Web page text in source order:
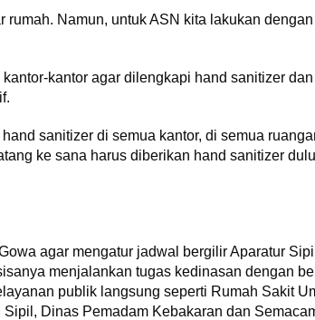
Namun, untuk ASN kita lakukan
kantor agar dilengkapi hand sanitizer
sanitizer di semua kantor, di semua
ke sana harus diberikan hand sanitizer
agar mengatur jadwal bergilir Aparatur
menjalankan tugas kedinasan dengan
publik langsung seperti Rumah Sakit
Dinas Pemadam Kebakaran dan